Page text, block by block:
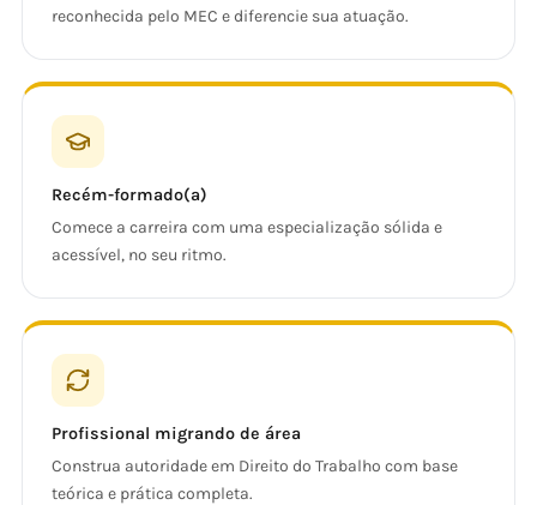
reconhecida pelo MEC e diferencie sua atuação.
Recém-formado(a)
Comece a carreira com uma especialização sólida e
acessível, no seu ritmo.
Profissional migrando de área
Construa autoridade em Direito do Trabalho com base
teórica e prática completa.